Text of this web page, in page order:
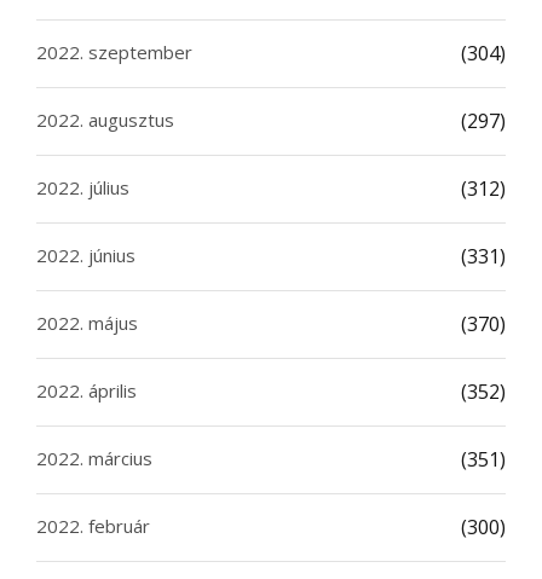
2022. szeptember (304)
2022. augusztus (297)
2022. július (312)
2022. június (331)
2022. május (370)
2022. április (352)
2022. március (351)
2022. február (300)